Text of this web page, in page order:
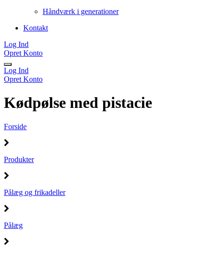
Håndværk i generationer
Kontakt
Log Ind
Opret Konto
Log Ind
Opret Konto
Kødpølse med pistacie
Forside
Produkter
Pålæg og frikadeller
Pålæg